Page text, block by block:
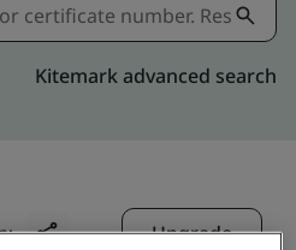
Kitemark advanced search
Upgrade